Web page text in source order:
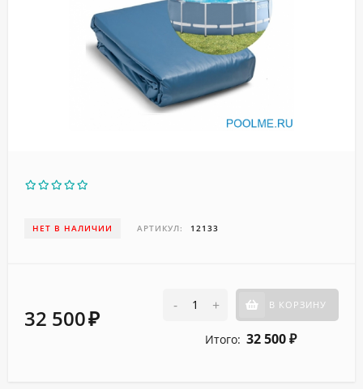
НЕТ В НАЛИЧИИ АРТИКУЛ: 12133
32 500₽
- + В КОРЗИНУ
Итого: 32 500 ₽